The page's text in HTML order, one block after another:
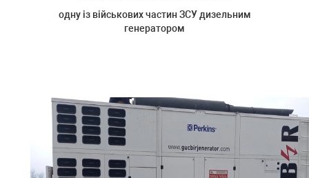
одну із військових частин ЗСУ дизельним
генератором